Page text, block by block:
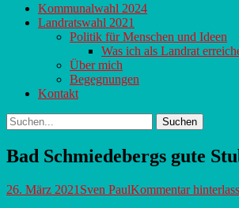
Primäres
Menü
Zum
Inhalt
Kommunalwahl 2024
Landratswahl 2021
Politik für Menschen und Ideen
Was ich als Landrat
Über mich
Begegnungen
Kontakt
Suchen
Suchen
nach:
Bad Schmiedebergs gute
Veröffentlicht
26. März 2021 Autor
Sven PaulKommentar